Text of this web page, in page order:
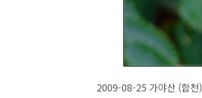
2009-08-25 가야산 (합천)